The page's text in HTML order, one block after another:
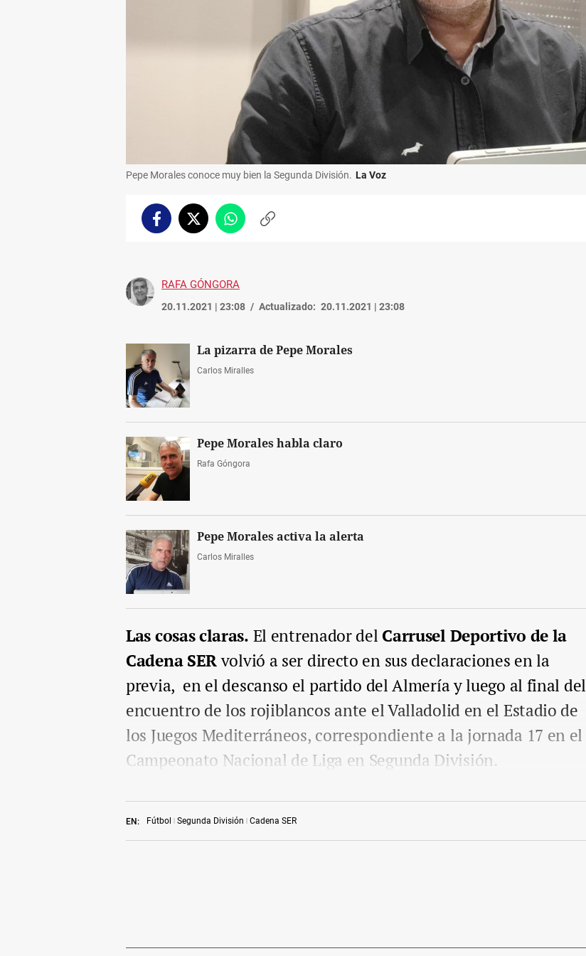
Pepe Morales conoce muy bien la Segunda División. La Voz
FacebookTwitterWhatsappCopiar
RAFA GÓNGORA
20.11.2021 | 23:08 Actualizado: 20.11.2021 | 23:08
EN: Fútbol Segunda División Cadena SER
La pizarra de Pepe Morales
Carlos Miralles
Pepe Morales habla claro
Rafa Góngora
Pepe Morales activa la alerta
Carlos Miralles
Las cosas claras. El entrenador del Carrusel Deportivo de la
Cadena SERvolvió a ser directo en sus declaraciones en la
previa, en el descanso el partido del Almería y luego al final del
encuentro de los rojiblancos ante el Valladolid en el Estadio de
los Juegos Mediterráneos, correspondiente a la jornada 17 en el
Campeonato Nacional de Liga en Segunda División.